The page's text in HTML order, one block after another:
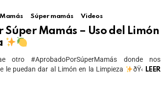
Súper mamás Videos
Mamás – Uso del Limón
otro #AprobadoPorSúperMamás donde nos
le puedan dar al Limón en la Limpieza
ðŸ‹ LEER